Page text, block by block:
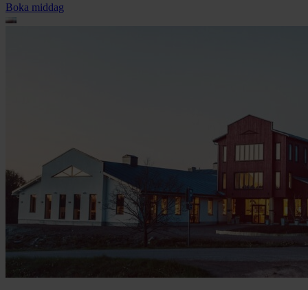
Boka middag